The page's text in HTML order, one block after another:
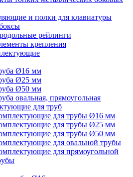
и полки для клавиатуры
рейлинги
крепления
Ø16 мм
Ø25 мм
Ø50 мм
овальная, прямоугольная
для труб
для трубы Ø16 мм
для трубы Ø25 мм
для трубы Ø50 мм
для овальной трубы
для прямоугольной